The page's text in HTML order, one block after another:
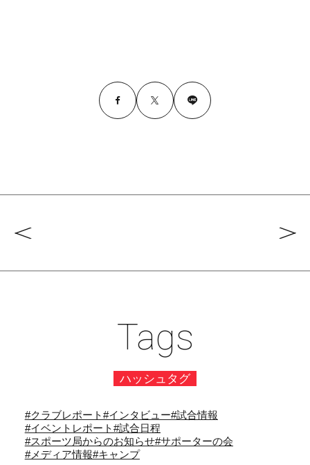
Tags
ハッシュタグ
#クラブレポート#インタビュー#試合情報
#イベントレポート#試合日程
#スポーツ局からのお知らせ#サポーターの会
#メディア情報#キャンプ